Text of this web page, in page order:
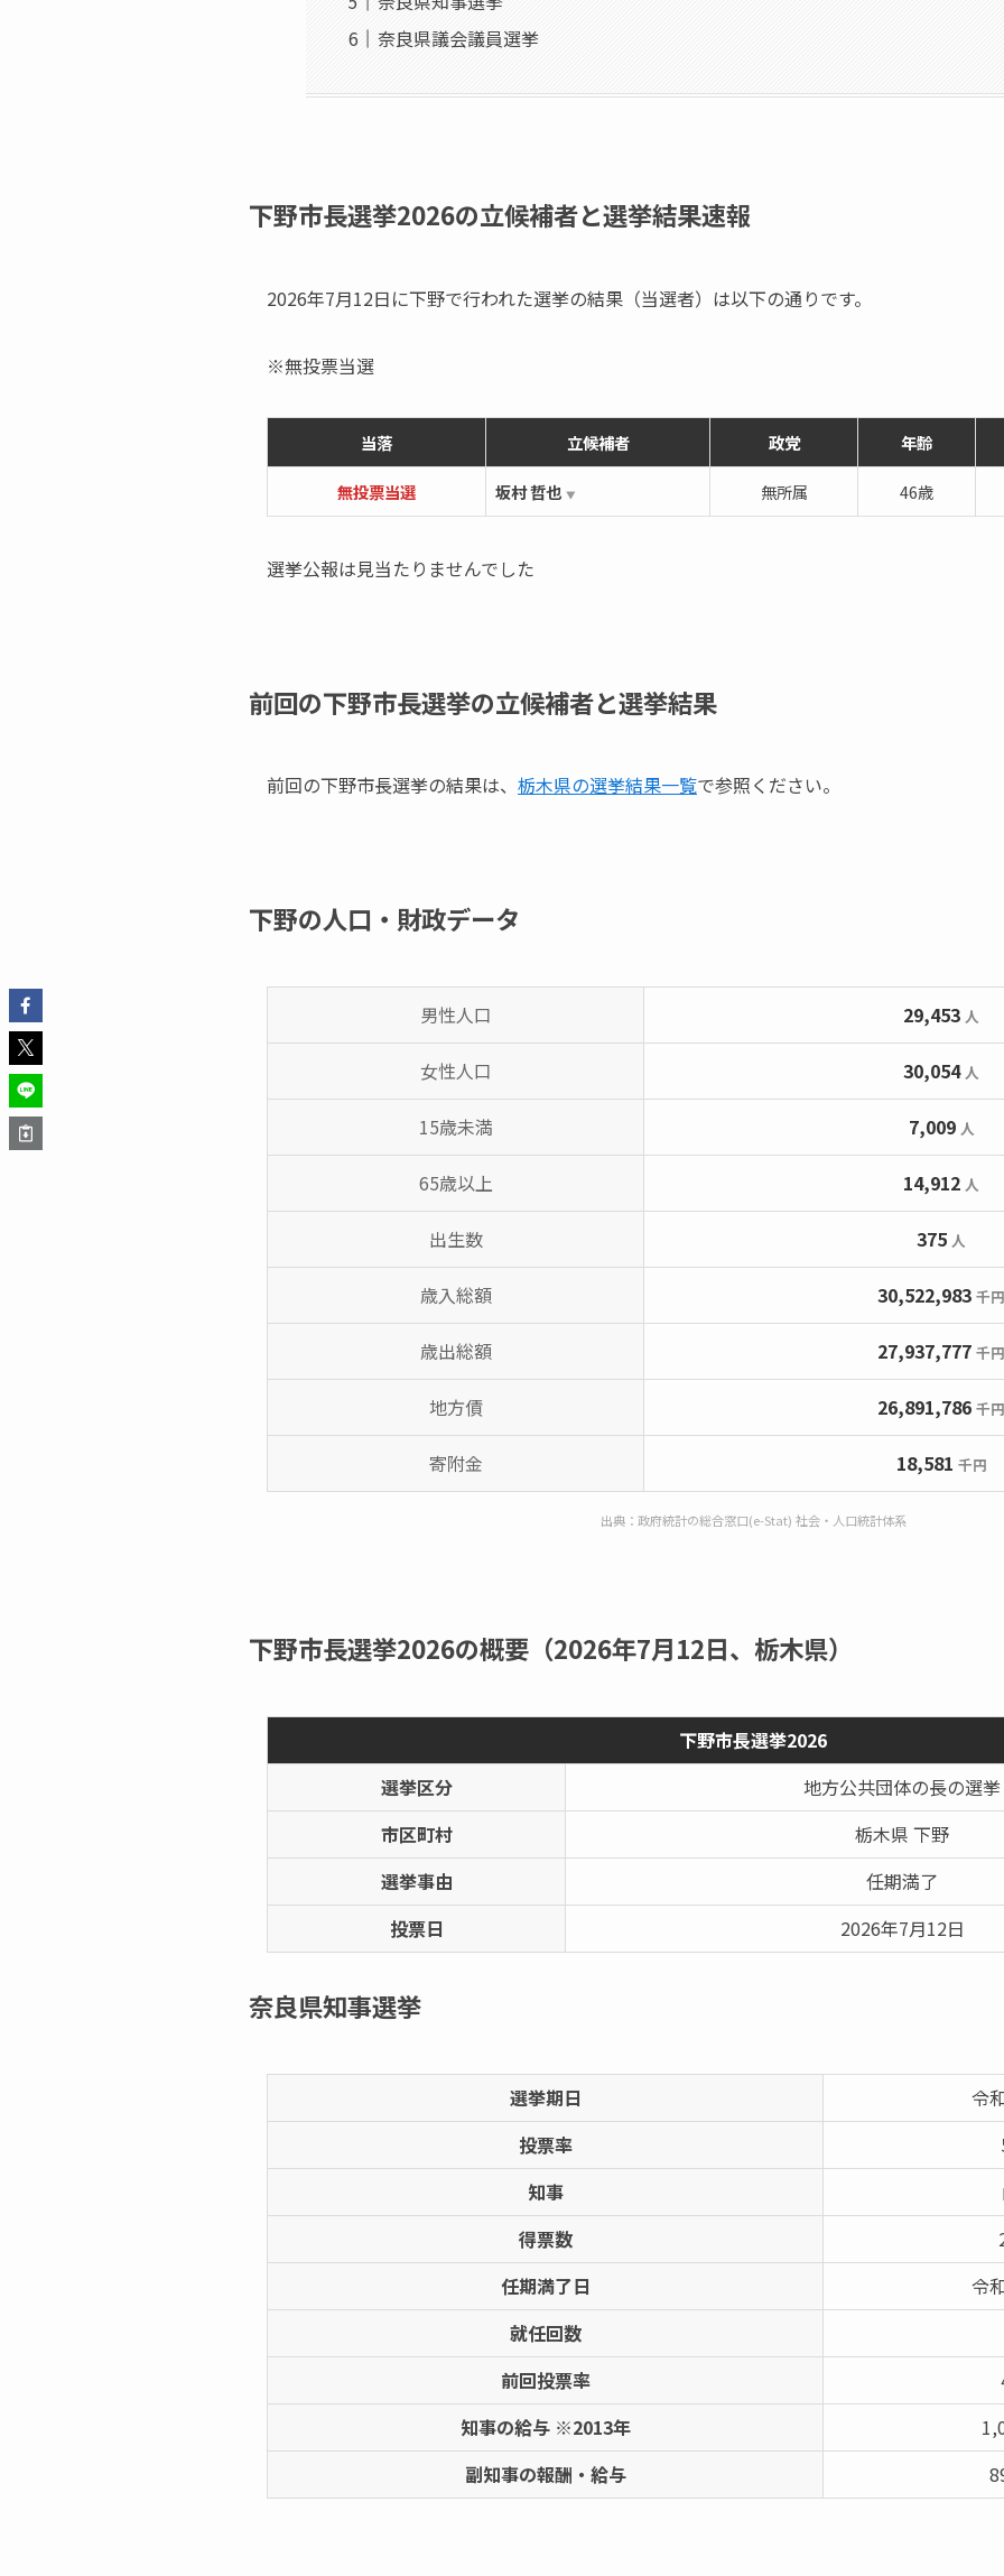
奈良県議会議員選挙
下野市長選挙2026の立候補者と選挙結果速報
2026年7月12日に下野で行われた選挙の結果（当選者）は以下の通りです。
※無投票当選
当落 立候補者 政党 年齢
無投票当選 坂村 哲也 ▼ 無所属 46歳
選挙公報は見当たりませんでした
前回の下野市長選挙の立候補者と選挙結果
前回の下野市長選挙の結果は、 栃木県の選挙結果一覧で参照ください。
下野の人口・財政データ
男性人口 29,453 人
女性人口 30,054人
15歳未満 7,009 人
65歳以上 14,912 人
出生数 375 人
歳入総額 30,522,983 千円
歳出総額 27,937,777 千円
地方債 26,891,786 千円
寄附金 18,581 千円
出典：政府統計の総合窓口(e-Stat) 社会・人口統計体系
下野市長選挙2026の概要（2026年7月12日、栃木県）
下野市長選挙2026
選挙区分
地方公共団体の長の選挙
市区町村
栃木県 下野
選挙事由
任期満了
投票日
2026年7月12日
奈良県知事選挙
選挙期日
令
投票率
知事
得票数
任期満了日
令
就任回数
前回投票率
知事の給与 ※2013年
副知事の報酬・給与